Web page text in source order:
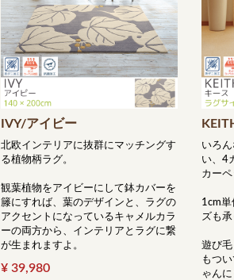
IVY/アイビー
北欧インテリアに抜群にマッチングす
る植物柄ラグ。
観葉植物をアイビーにして鉢カバーを
籐にすれば、葉のデザインと、ラグの
アクセントになっているキャメルカラ
ーの両方から、インテリアとラグに繋
が生まれますよ。
¥ 39,980
いろ
い、4
カーペ
1cm単
ズも承
遊び
もつ
ゃん